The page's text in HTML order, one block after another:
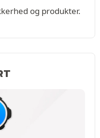
og produkter.